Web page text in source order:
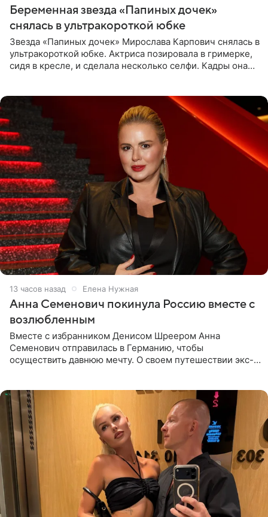
Беременная звезда «Папиных дочек»
снялась в ультракороткой юбке
Звезда «Папиных дочек» Мирослава Карпович снялась в
ультракороткой юбке. Актриса позировала в гримерке,
сидя в кресле, и сделала несколько селфи. Кадры она
13 часов назад Елена Нужная
Анна Семенович покинула Россию вместе с
возлюбленным
Вместе с избранником Денисом Шреером Анна
Семенович отправилась в Германию, чтобы
осуществить давнюю мечту. О своем путешествии экс-